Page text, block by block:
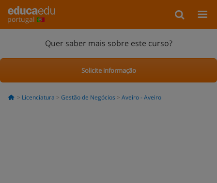
portugal
Quer saber mais sobre este curso?
Solicite informação
Licenciatura Gestão de Negócios Aveiro - Aveiro